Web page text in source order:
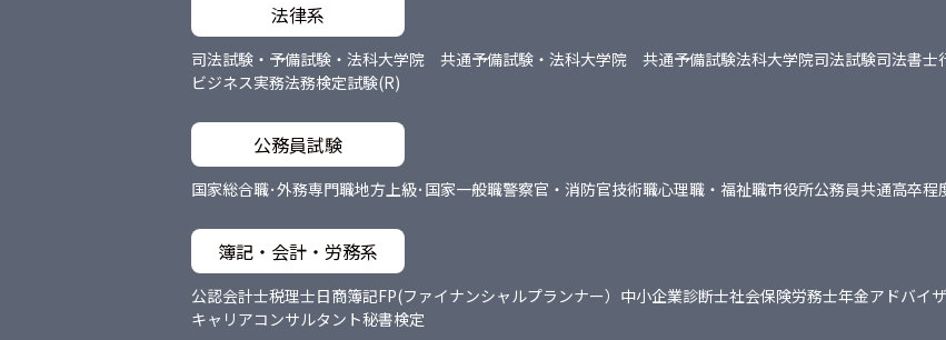
法律系
司法試験・予備試験・法科大学院 共通予備試験・法科大学院 共通予備試験法科大学院司法試験司法書士
ビジネス実務法務検定試験(R)
公務員試験
国家総合職･外務専門職地方上級･国家一般職警察官・消防官技術職心理職・福祉職市役所公務員共通高卒程
簿記・会計・労務系
公認会計士税理士日商簿記FP(ファイナンシャルプランナー） 中小企業診断士社会保険労務士年金アドバイ
キャリアコンサルタント秘書検定